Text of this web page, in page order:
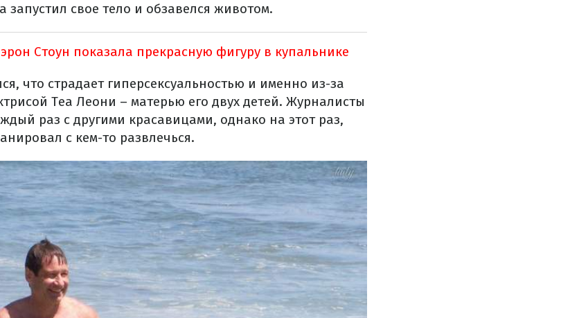
свое тело и обзавелся животом.
Стоун показала прекрасную фигуру в купальнике
что страдает гиперсексуальностью и именно из-за
Теа Леони – матерью его двух детей. Журналисты
раз с другими красавицами, однако на этот раз,
с кем-то развлечься.